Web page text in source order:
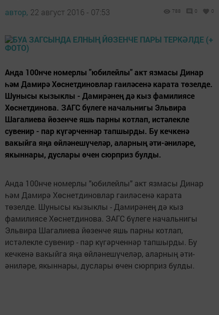
автор, 22 август 2016 - 07:53 788 0 0
Анда 100нче номерлы "юбилейлы" акт язмасы Динар
һәм Дамирә Хөснетдиновлар гаиләсенә карата төзелде.
Шунысы кызыклы - Дамирәнең дә кыз фамилиясе
Хөснетдинова. ЗАГС бүлеге начальнигы Эльвира
Шагалиева йөзенче яшь парны котлап, истәлекле
сувенир - пар күгәрченнәр тапшырды. Бу кечкенә
вакыйга яңа өйләнешүчеләр, аларның әти-әниләре,
якыннары, дуслары өчен сюрприз булды.
Анда 100нче номерлы "юбилейлы" акт язмасы Динар
һәм Дамирә Хөснетдиновлар гаиләсенә карата
төзелде. Шунысы кызыклы - Дамирәнең дә кыз
фамилиясе Хөснетдинова. ЗАГС бүлеге начальнигы
Эльвира Шагалиева йөзенче яшь парны котлап,
истәлекле сувенир - пар күгәрченнәр тапшырды. Бу
кечкенә вакыйга яңа өйләнешүчеләр, аларның әти-
әниләре, якыннары, дуслары өчен сюрприз булды.